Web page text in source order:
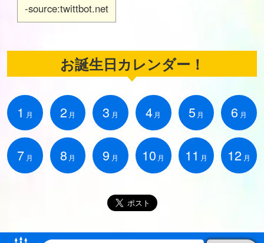
-source:twittbot.net
お誕生日カレンダー！
1 月 2 月 3 月 4 月 5 月 6 月
7 月 8 月 9 月 10 月 11 月 12 月